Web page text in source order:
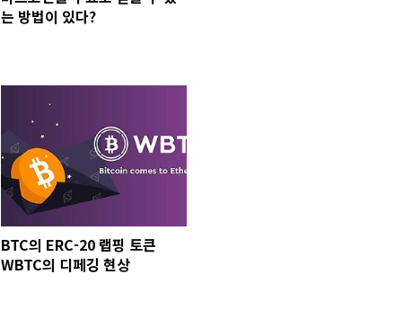
는 방법이 있다?
BTC의 ERC-20 랩핑 토큰
WBTC의 디페깅 현상